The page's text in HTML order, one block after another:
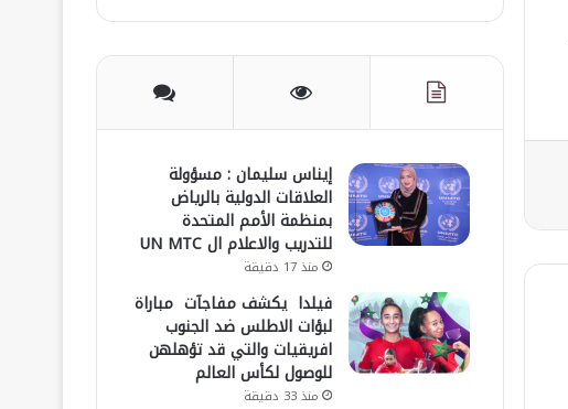
إيناس سليمان : مسؤولة
العلاقات الدولية بالرياض
بمنظمة الأمم المتحدة
للتدريب والاعلام ال UN MTC
منذ 17 دقيقة
فيلدا يكشف مفاجآت مباراة
لبؤات الاطلس ضد الجنوب
افريقيات والتي قد تؤهلهن
للوصول لكأس العالم
منذ 33 دقيقة